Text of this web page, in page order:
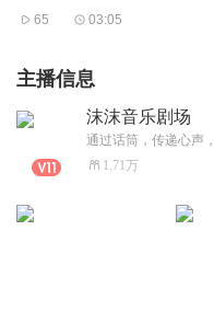
65 03:05
主播信息
沫沫音乐剧场
1.71万